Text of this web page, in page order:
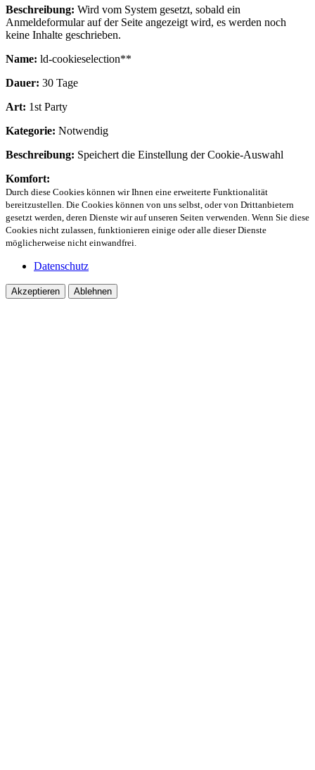
Beschreibung: Wird vom System gesetzt, sobald ein
Anmeldeformular auf der Seite angezeigt wird, es werden noch
keine Inhalte geschrieben.
Name: ld-cookieselection**
Dauer: 30 Tage
Art: 1st Party
Kategorie: Notwendig
Beschreibung: Speichert die Einstellung der Cookie-Auswahl
Komfort:
Durch diese Cookies können wir Ihnen eine erweiterte Funktionalität
bereitzustellen. Die Cookies können von uns selbst, oder von Drittanbietern
gesetzt werden, deren Dienste wir auf unseren Seiten verwenden. Wenn Sie diese
Cookies nicht zulassen, funktionieren einige oder alle dieser Dienste
möglicherweise nicht einwandfrei.
Datenschutz
Akzeptieren Ablehnen